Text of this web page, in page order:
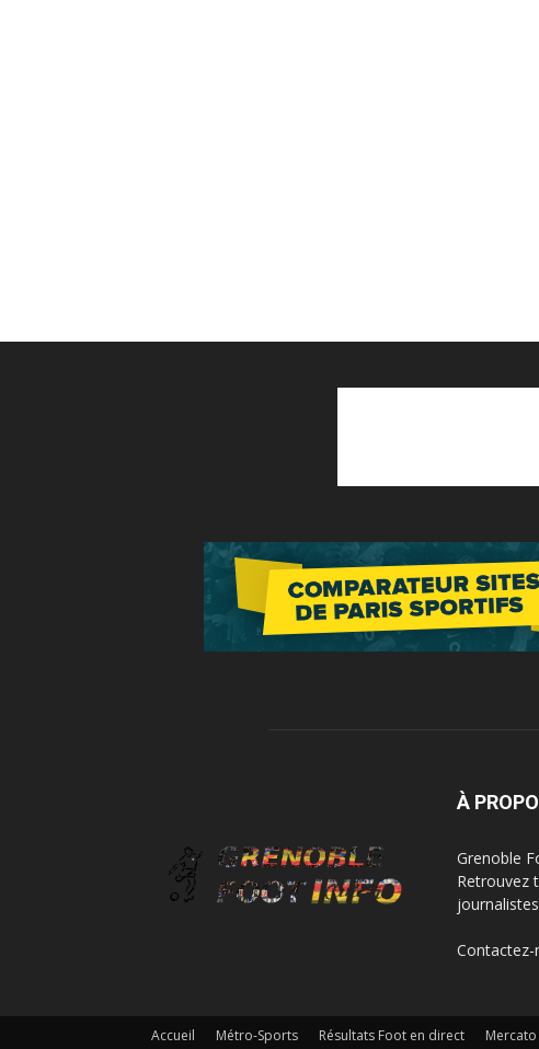
À
Grenoble
Retrouvez
Contactez-
Accueil Métro-Sports Résultats Foot en direct Mercato